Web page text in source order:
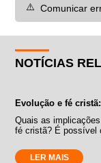
⚠️ Comunicar
NOTÍCIAS
Evolução e fé
Quais as
fé cristã? É possível
LER MAIS